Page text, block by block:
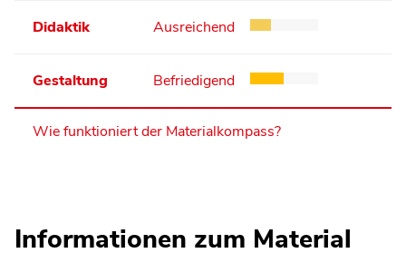
Didaktik Ausreichend
Gestaltung Befriedigend
Wie funktioniert der Materialkompass?
Informationen zum Material